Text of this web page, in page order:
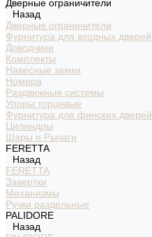
Дверные ограничители
Назад
Дверные ограничители
Фурнитура для входных дверей
Доводчики
Комплекты
Навесные замки
Номера
Раздвижные системы
Упоры торцевые
Фурнитура для финских дверей
Цилиндры
Шары и Рычаги
FERETTA
Назад
FERETTA
Завертки
Механизмы
Ручки раздельные
PALIDORE
Назад